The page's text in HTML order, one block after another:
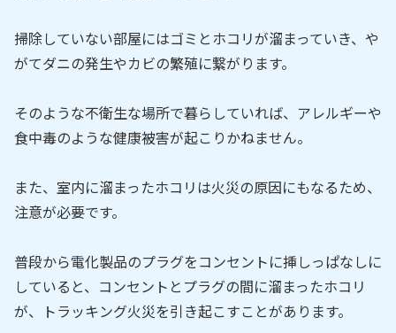
掃除していない部屋にはゴミとホコリが溜まっていき、や
がてダニの発生やカビの繁殖に繋がります。
そのような不衛生な場所で暮らしていれば、アレルギーや
食中毒のような健康被害が起こりかねません。
また、室内に溜まったホコリは火災の原因にもなるため、
注意が必要です。
普段から電化製品のプラグをコンセントに挿しっぱなしに
していると、コンセントとプラグの間に溜まったホコリ
が、トラッキング火災を引き起こすことがあります。